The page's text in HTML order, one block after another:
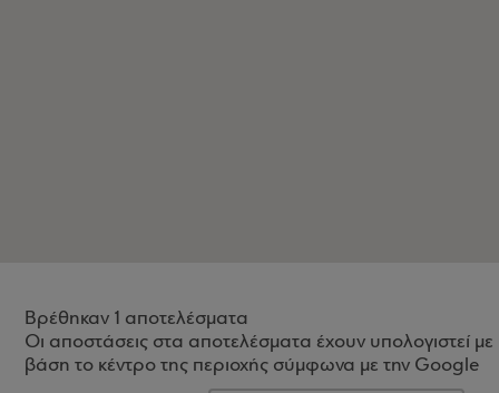
Βρέθηκαν 1 αποτελέσματα
Οι αποστάσεις στα αποτελέσματα έχουν υπολογιστεί με
βάση το κέντρο της περιοχής σύμφωνα με την Google